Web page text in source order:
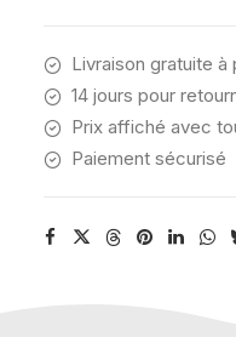
Livraison gratuite à
14 jours pour
Prix affiché avec
Paiement sécurisé